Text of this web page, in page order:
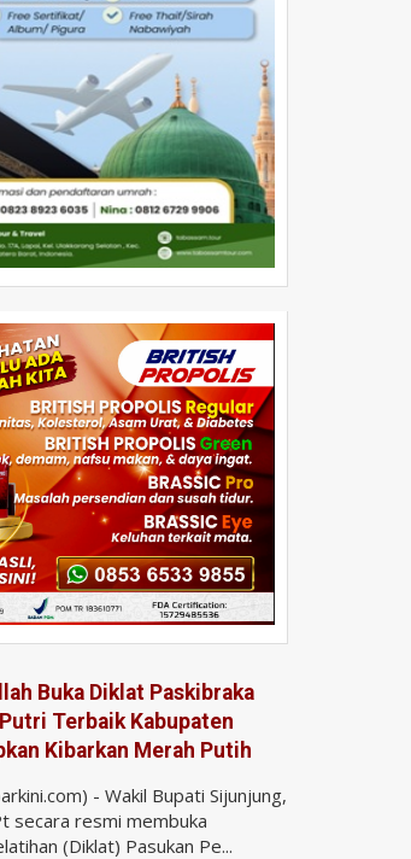
Buka Diklat Paskibraka
Terbaik Kabupaten
Kibarkan Merah Putih
- Wakil Bupati Sijunjung,
secara resmi membuka
(Diklat) Pasukan Pe...